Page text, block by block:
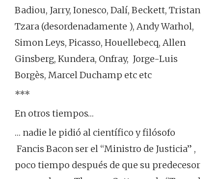
Badiou, Jarry, Ionesco, Dalí, Beckett, Tristan
Tzara (desordenadamente ), Andy Warhol,
Simon Leys, Picasso, Houellebecq, Allen
Ginsberg, Kundera, Onfray, Jorge-Luis
Borgès, Marcel Duchamp etc etc
***
En otros tiempos…
… nadie le pidió al científico y filósofo
Fancis Bacon ser el “Ministro de Justicia” ,
poco tiempo después de que su predecesor